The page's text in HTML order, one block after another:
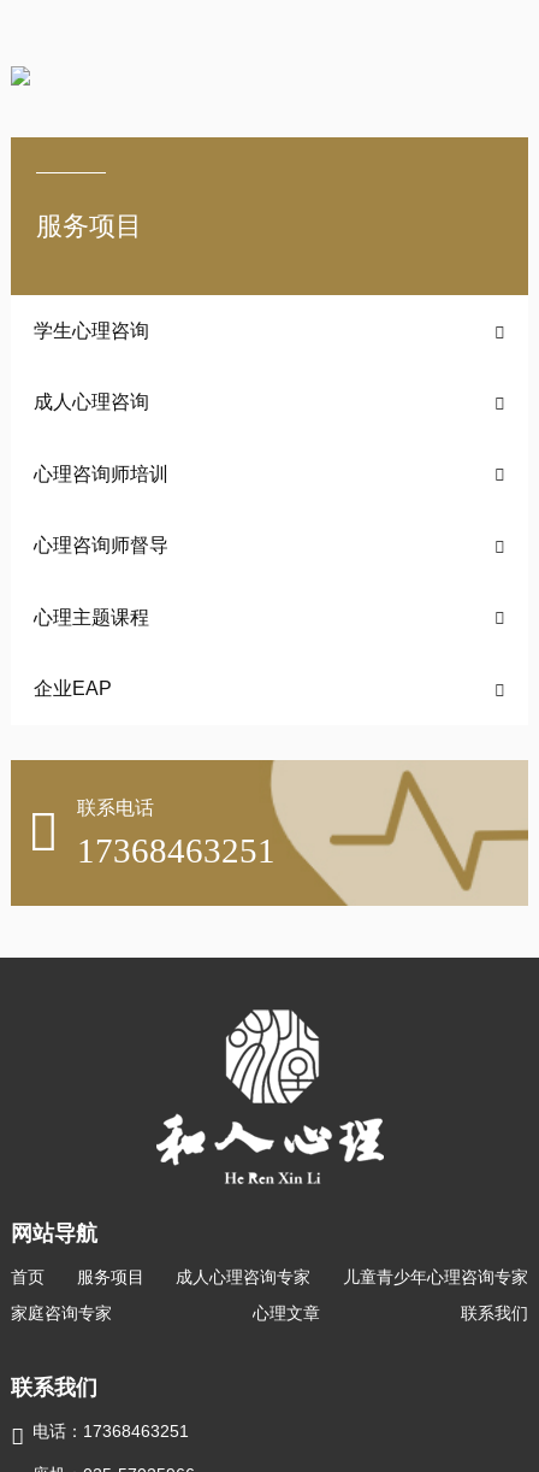
服务项目
学生心理咨询 
成人心理咨询 
心理咨询师培训 
心理咨询师督导 
心理主题课程 
企业EAP 
 联系电话
17368463251
网站导航
首页 服务项目 成人心理咨询专家
儿童青少年心理咨询专家
家庭咨询专家
心理文章 联系我们
联系我们
 电话：17368463251